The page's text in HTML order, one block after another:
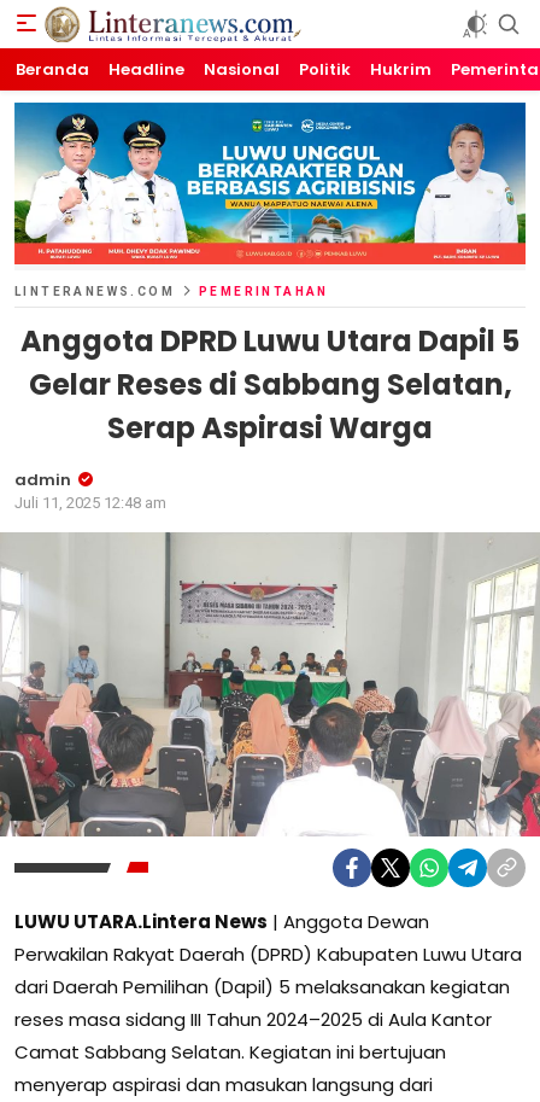
Linteranews.com
Lintas Informasi Tercepat dan Akurat
Beranda Headline Nasional Politik Hukrim
LINTERANEWS.COM PEMERINTAHAN
Anggota DPRD Luwu Utara Dapil 5
Gelar Reses di Sabbang Selatan,
Serap Aspirasi Warga
admin
Juli 11, 2025 12:48 am
LUWU UTARA.Lintera News | Anggota Dewan
Perwakilan Rakyat Daerah (DPRD) Kabupaten Luwu Utara
dari Daerah Pemilihan (Dapil) 5 melaksanakan kegiatan
reses masa sidang III Tahun 2024–2025 di Aula Kantor
Camat Sabbang Selatan. Kegiatan ini bertujuan
menyerap aspirasi dan masukan langsung dari